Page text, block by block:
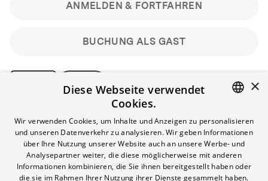
BUCHUNG ALS GAST
ANMELDEN & FORTFAHREN
Bitte beachte: Gastbuchungen sind nicht stornierbar.
Registriere dich kostenlos für bis zu 90 min vor Filmbeginn
stornierbare Tickets für reguläre Vorstellungen.
Unlimited-Mitglied? Melde dich an, um deine Benefits
nutzen zu können.
ENGLISH
×
Diese Webseite verwendet
Cookies.
Wir verwenden Cookies, um Inhalte und Anzeigen zu personalisieren
und unseren Datenverkehr zu analysieren. Wir geben Informationen
über Ihre Nutzung unserer Website auch an unsere Werbe- und
Analysepartner weiter, die diese möglicherweise mit anderen
Informationen kombinieren, die Sie ihnen bereitgestellt haben oder
die sie im Rahmen Ihrer Nutzung ihrer Dienste gesammelt haben.